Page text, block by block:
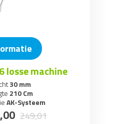
losse machine
30 mm
210 Cm
AK-Systeem
,00 249,01